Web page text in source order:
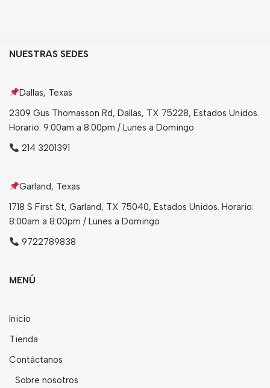
Tés
NUESTRAS SEDES
Dallas, Texas
2309 Gus Thomasson Rd, Dallas, TX 75228, Estados Unidos.
Horario: 9:00am a 8:00pm / Lunes a Domingo
214 3201391
Garland, Texas
1718 S First St, Garland, TX 75040, Estados Unidos. Horario:
8:00am a 8:00pm / Lunes a Domingo
9722789838
MENÚ
Inicio
Tienda
Contáctanos
Sobre nosotros